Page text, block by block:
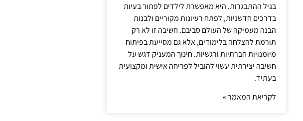
בגיל ההתבגרות. היא מאפשרת לילדים לפתור בעיות
בדרכים חדשניות, לפתח רעיונות מקוריים ולבנות
הבנה מעמיקה של העולם סביבם. חשיבה זו לא רק
תורמת להצלחה בלימודים, אלא גם מסייעת בפיתוח
מיומנויות חברתיות ורגשיות. חינוך המעניק דגש על
חשיבה יצירתית עשוי להוביל לפריחה אישית ומקצועית
בעתיד.
לקריאת המאמר »